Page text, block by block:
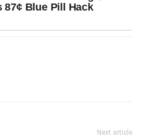
Next article